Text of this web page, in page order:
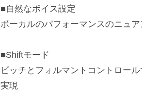
■自然なボイス設定
ボーカルのパフォーマンスのニュア
■Shiftモード
ピッチとフォルマントコントロー
実現